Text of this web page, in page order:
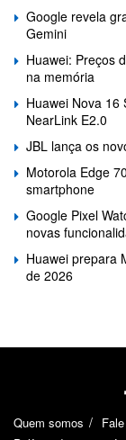
Google revela
Gemini
Huawei: Preços
na memória
Huawei Nova 16
NearLink E2.0
JBL lança os
Motorola Edge
smartphone
Google Pixel
novas
Huawei prepara
de 2026
Quem somos